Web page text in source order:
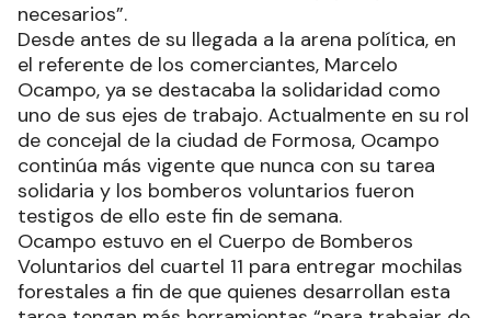
necesarios”.
Desde antes de su llegada a la arena política, en
el referente de los comerciantes, Marcelo
Ocampo, ya se destacaba la solidaridad como
uno de sus ejes de trabajo. Actualmente en su rol
de concejal de la ciudad de Formosa, Ocampo
continúa más vigente que nunca con su tarea
solidaria y los bomberos voluntarios fueron
testigos de ello este fin de semana.
Ocampo estuvo en el Cuerpo de Bomberos
Voluntarios del cuartel 11 para entregar mochilas
forestales a fin de que quienes desarrollan esta